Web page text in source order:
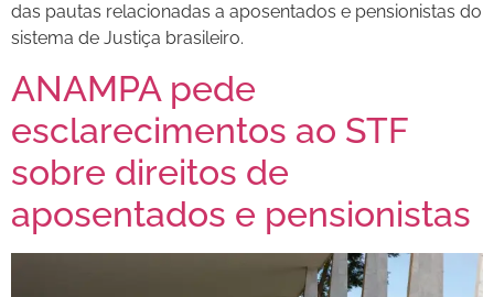
das pautas relacionadas a aposentados e pensionistas do
sistema de Justiça brasileiro.
ANAMPA pede
esclarecimentos ao STF
sobre direitos de
aposentados e pensionistas